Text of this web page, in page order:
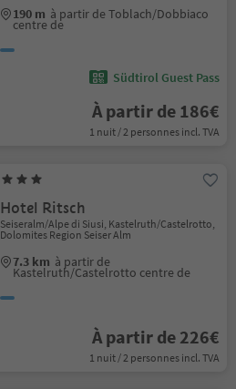
190 m à partir de Toblach/Dobbiaco
centre de
Südtirol Guest Pass
À partir de 186€
1 nuit / 2 personnes incl. TVA
Hotel Ritsch
Seiseralm/Alpe di Siusi, Kastelruth/Castelrotto,
Dolomites Region Seiser Alm
7.3 km à partir de
Kastelruth/Castelrotto centre de
À partir de 226€
1 nuit / 2 personnes incl. TVA